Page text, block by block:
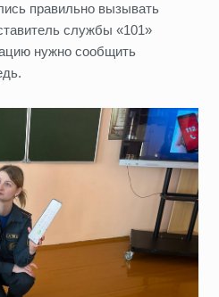
правильно вызывать
службы «101»
нужно сообщить